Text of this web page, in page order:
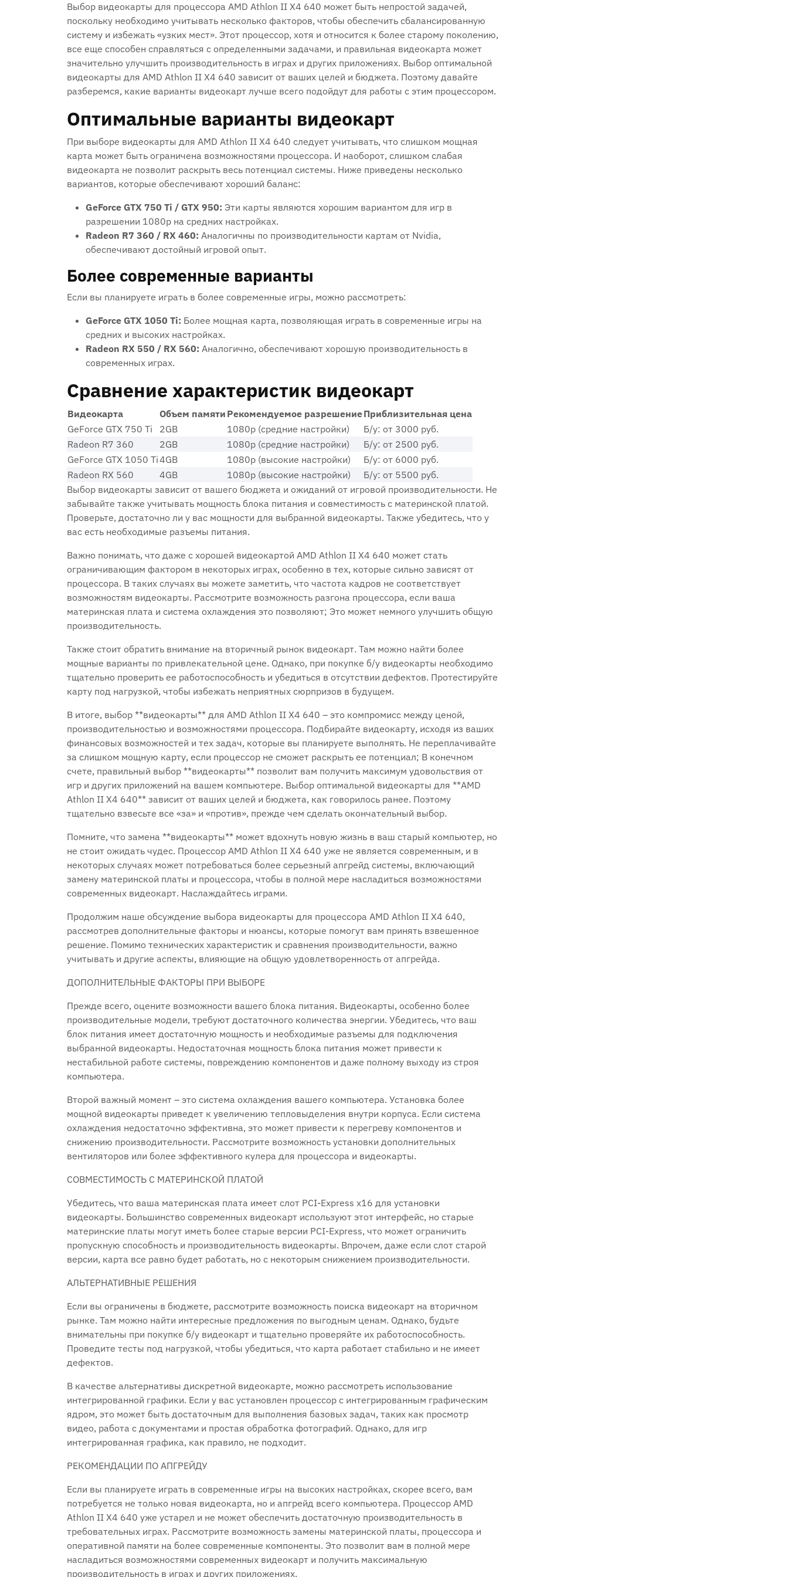
Выбор видеокарты для процессора AMD Athlon II X4 640 может быть непростой задачей,
поскольку необходимо учитывать несколько факторов, чтобы обеспечить сбалансированную
систему и избежать «узких мест». Этот процессор, хотя и относится к более старому поколению,
все еще способен справляться с определенными задачами, и правильная видеокарта может
значительно улучшить производительность в играх и других приложениях. Выбор оптимальной
видеокарты для AMD Athlon II X4 640 зависит от ваших целей и бюджета. Поэтому давайте
разберемся, какие варианты видеокарт лучше всего подойдут для работы с этим процессором.
Оптимальные варианты видеокарт
При выборе видеокарты для AMD Athlon II X4 640 следует учитывать, что слишком мощная
карта может быть ограничена возможностями процессора. И наоборот, слишком слабая
видеокарта не позволит раскрыть весь потенциал системы. Ниже приведены несколько
вариантов, которые обеспечивают хороший баланс:
GeForce GTX 750 Ti / GTX 950: Эти карты являются хорошим вариантом для игр в
разрешении 1080p на средних настройках.
Radeon R7 360 / RX 460: Аналогичны по производительности картам от Nvidia,
обеспечивают достойный игровой опыт.
Более современные варианты
Если вы планируете играть в более современные игры, можно рассмотреть:
GeForce GTX 1050 Ti: Более мощная карта, позволяющая играть в современные игры на
средних и высоких настройках.
Radeon RX 550 / RX 560: Аналогично, обеспечивают хорошую производительность в
современных играх.
Сравнение характеристик видеокарт
Видеокарта Объем памяти Рекомендуемое разрешениеПриблизительная цена
GeForce GTX 750 Ti
2GB 1080p (средние настройки)
Б/у: от 3000 руб.
Radeon R7 360
2GB 1080p (средние настройки)
Б/у: от 2500 руб.
GeForce GTX 1050 Ti4GB 1080p (высокие настройки)
Б/у: от 6000 руб.
Radeon RX 560
4GB 1080p (высокие настройки)
Б/у: от 5500 руб.
Выбор видеокарты зависит от вашего бюджета и ожиданий от игровой производительности. Не
забывайте также учитывать мощность блока питания и совместимость с материнской платой.
Проверьте, достаточно ли у вас мощности для выбранной видеокарты. Также убедитесь, что у
вас есть необходимые разъемы питания.
Важно понимать, что даже с хорошей видеокартой AMD Athlon II X4 640 может стать
ограничивающим фактором в некоторых играх, особенно в тех, которые сильно зависят от
процессора. В таких случаях вы можете заметить, что частота кадров не соответствует
возможностям видеокарты. Рассмотрите возможность разгона процессора, если ваша
материнская плата и система охлаждения это позволяют; Это может немного улучшить общую
производительность.
Также стоит обратить внимание на вторичный рынок видеокарт. Там можно найти более
мощные варианты по привлекательной цене. Однако, при покупке б/у видеокарты необходимо
тщательно проверить ее работоспособность и убедиться в отсутствии дефектов. Протестируйте
карту под нагрузкой, чтобы избежать неприятных сюрпризов в будущем.
В итоге, выбор **видеокарты** для AMD Athlon II X4 640 – это компромисс между ценой,
производительностью и возможностями процессора. Подбирайте видеокарту, исходя из ваших
финансовых возможностей и тех задач, которые вы планируете выполнять. Не переплачивайте
за слишком мощную карту, если процессор не сможет раскрыть ее потенциал; В конечном
счете, правильный выбор **видеокарты** позволит вам получить максимум удовольствия от
игр и других приложений на вашем компьютере. Выбор оптимальной видеокарты для **AMD
Athlon II X4 640** зависит от ваших целей и бюджета, как говорилось ранее. Поэтому
тщательно взвесьте все «за» и «против», прежде чем сделать окончательный выбор.
Помните, что замена **видеокарты** может вдохнуть новую жизнь в ваш старый компьютер, но
не стоит ожидать чудес. Процессор AMD Athlon II X4 640 уже не является современным, и в
некоторых случаях может потребоваться более серьезный апгрейд системы, включающий
замену материнской платы и процессора, чтобы в полной мере насладиться возможностями
современных видеокарт. Наслаждайтесь играми.
Продолжим наше обсуждение выбора видеокарты для процессора AMD Athlon II X4 640,
рассмотрев дополнительные факторы и нюансы, которые помогут вам принять взвешенное
решение. Помимо технических характеристик и сравнения производительности, важно
учитывать и другие аспекты, влияющие на общую удовлетворенность от апгрейда.
ДОПОЛНИТЕЛЬНЫЕ ФАКТОРЫ ПРИ ВЫБОРЕ
Прежде всего, оцените возможности вашего блока питания. Видеокарты, особенно более
производительные модели, требуют достаточного количества энергии. Убедитесь, что ваш
блок питания имеет достаточную мощность и необходимые разъемы для подключения
выбранной видеокарты. Недостаточная мощность блока питания может привести к
нестабильной работе системы, повреждению компонентов и даже полному выходу из строя
компьютера.
Второй важный момент – это система охлаждения вашего компьютера. Установка более
мощной видеокарты приведет к увеличению тепловыделения внутри корпуса. Если система
охлаждения недостаточно эффективна, это может привести к перегреву компонентов и
снижению производительности. Рассмотрите возможность установки дополнительных
вентиляторов или более эффективного кулера для процессора и видеокарты.
СОВМЕСТИМОСТЬ С МАТЕРИНСКОЙ ПЛАТОЙ
Убедитесь, что ваша материнская плата имеет слот PCI-Express x16 для установки
видеокарты. Большинство современных видеокарт используют этот интерфейс, но старые
материнские платы могут иметь более старые версии PCI-Express, что может ограничить
пропускную способность и производительность видеокарты. Впрочем, даже если слот старой
версии, карта все равно будет работать, но с некоторым снижением производительности.
АЛЬТЕРНАТИВНЫЕ РЕШЕНИЯ
Если вы ограничены в бюджете, рассмотрите возможность поиска видеокарт на вторичном
рынке. Там можно найти интересные предложения по выгодным ценам. Однако, будьте
внимательны при покупке б/у видеокарт и тщательно проверяйте их работоспособность.
Проведите тесты под нагрузкой, чтобы убедиться, что карта работает стабильно и не имеет
дефектов.
В качестве альтернативы дискретной видеокарте, можно рассмотреть использование
интегрированной графики. Если у вас установлен процессор с интегрированным графическим
ядром, это может быть достаточным для выполнения базовых задач, таких как просмотр
видео, работа с документами и простая обработка фотографий. Однако, для игр
интегрированная графика, как правило, не подходит.
РЕКОМЕНДАЦИИ ПО АПГРЕЙДУ
Если вы планируете играть в современные игры на высоких настройках, скорее всего, вам
потребуется не только новая видеокарта, но и апгрейд всего компьютера. Процессор AMD
Athlon II X4 640 уже устарел и не может обеспечить достаточную производительность в
требовательных играх. Рассмотрите возможность замены материнской платы, процессора и
оперативной памяти на более современные компоненты. Это позволит вам в полной мере
насладиться возможностями современных видеокарт и получить максимальную
производительность в играх и других приложениях.